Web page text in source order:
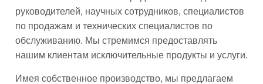
руководителей, научных сотрудников, специалистов
по продажам и технических специалистов по
обслуживанию. Мы стремимся предоставлять
нашим клиентам исключительные продукты и услуги.
Имея собственное производство, мы предлагаем